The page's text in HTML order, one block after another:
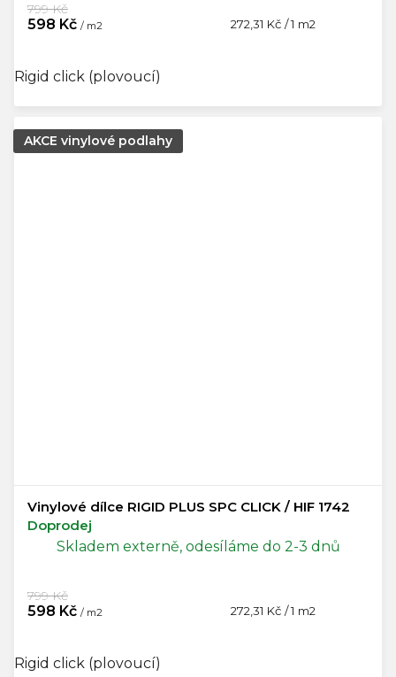
598 Kč / m2
799 Kč
Měrná
272,31 Kč / 1 m2
Rigid click (plovoucí)
AKCE vinylové podlahy
Vinylové dílce RIGID PLUS SPC CLICK / HIF 1742
Doprodej
Skladem externě, odesíláme do 2-3 dnů
598 Kč / m2
799 Kč
Měrná
272,31 Kč / 1 m2
Rigid click (plovoucí)